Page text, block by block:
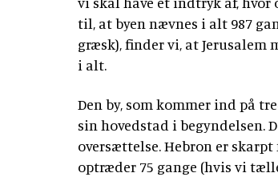
til, at byen nævnes i alt 987
græsk), finder vi, at Jerusalem
i alt.
Den by, som kommer ind på
sin hovedstad i begyndelsen.
oversættelse. Hebron er
optræder 75 gange (hvis vi